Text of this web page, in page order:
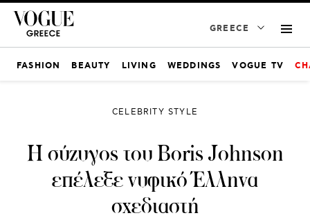
GREECE
FASHION BEAUTY LIVING WEDDINGS VOGUE TV
CELEBRITY STYLE
Η σύζυγος του Boris Johnson
επέλεξε νυφικό Έλληνα
σχεδιαστή